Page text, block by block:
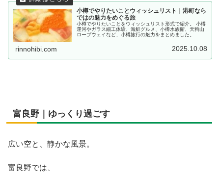
小樽でやりたいことウィッシュリスト｜港町なら
ではの魅力をめぐる旅
小樽でやりたいことをウィッシュリスト形式で紹介。 小樽
運河やガラス細工体験、海鮮グルメ、小樽水族館、天狗山
ロープウェイなど、小樽旅行の魅力をまとめました。
rinnohibi.com 2025.10.08
富良野｜ゆっくり過ごす
広い空と、静かな風景。
富良野では、